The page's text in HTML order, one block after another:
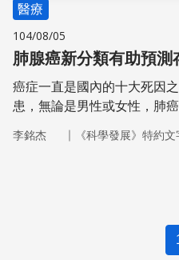
醫療
104/08/05
肺腺癌新分類有助預測
癌症一直是國內的十大死因
患，無論是男性或女性，肺
李銘杰 ｜ 《科學發展》特約